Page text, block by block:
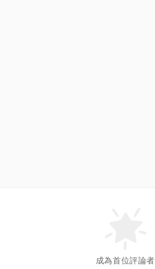
成為首位評論者